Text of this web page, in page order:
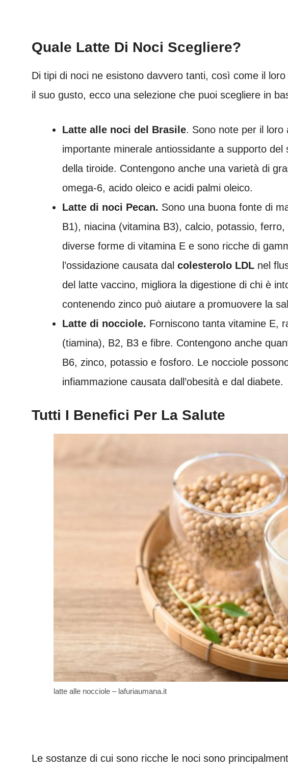
Quale Latte Di Noci Scegliere?
Di tipi di noci ne esistono davvero tanti, così come il
il suo gusto, ecco una selezione che puoi scegliere in
Latte alle noci del Brasile. Sono note per il loro
importante minerale antiossidante a supporto
della tiroide. Contengono anche una varietà di
omega-6, acido oleico e acidi palmi oleico.
Latte di noci Pecan. Sono una buona fonte di
B1), niacina (vitamina B3), calcio, potassio,
diverse forme di vitamina E e sono ricche di
l’ossidazione causata dal colesterolo LDL nel
del latte vaccino, migliora la digestione di chi è
contenendo zinco può aiutare a promuovere la
Latte di nocciole. Forniscono tanta vitamine E,
(tiamina), B2, B3 e fibre. Contengono anche
B6, zinco, potassio e fosforo. Le nocciole
infiammazione causata dall’obesità e dal diabete.
Tutti I Benefici Per La Salute
latte alle nocciole – lafuriaumana.it
Le sostanze di cui sono ricche le noci sono